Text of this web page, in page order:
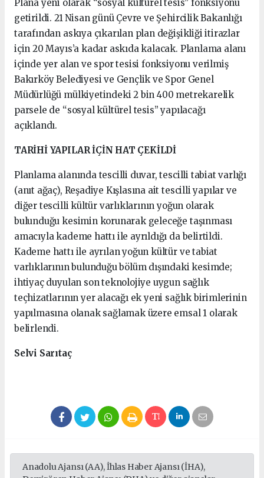
Plana yeni olarak “sosyal kültürel tesis” fonksiyonu
getirildi. 21 Nisan günü Çevre ve Şehircilik Bakanlığı
tarafından askıya çıkarılan plan değişikliği itirazlar
için 20 Mayıs’a kadar askıda kalacak. Planlama alanı
içinde yer alan ve spor tesisi fonksiyonu verilmiş
Bakırköy Belediyesi ve Gençlik ve Spor Genel
Müdürlüğü mülkiyetindeki 2 bin 400 metrekarelik
parsele de “sosyal kültürel tesis” yapılacağı
açıklandı.
TARİHİ YAPILAR İÇİN HAT ÇEKİLDİ
Planlama alanında tescilli duvar, tescilli tabiat varlığı
(anıt ağaç), Reşadiye Kışlasına ait tescilli yapılar ve
diğer tescilli kültür varlıklarının yoğun olarak
bulunduğu kesimin korunarak geleceğe taşınması
amacıyla kademe hattı ile ayrıldığı da belirtildi.
Kademe hattı ile ayrılan yoğun kültür ve tabiat
varlıklarının bulunduğu bölüm dışındaki kesimde;
ihtiyaç duyulan son teknolojiye uygun sağlık
teçhizatlarının yer alacağı ek yeni sağlık birimlerinin
yapılmasına olanak sağlamak üzere emsal 1 olarak
belirlendi.
Selvi Sarıtaç
Anadolu Ajansı (AA), İhlas Haber Ajansı (İHA),